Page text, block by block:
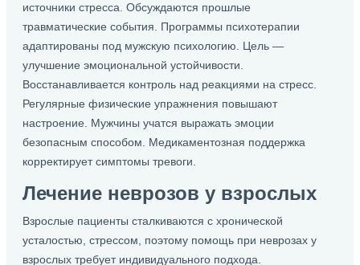
источники стресса. Обсуждаются прошлые
травматические события. Программы психотерапии
адаптированы под мужскую психологию. Цель —
улучшение эмоциональной устойчивости.
Восстанавливается контроль над реакциями на стресс.
Регулярные физические упражнения повышают
настроение. Мужчины учатся выражать эмоции
безопасным способом. Медикаментозная поддержка
корректирует симптомы тревоги.
Лечение неврозов у взрослых
Взрослые пациенты сталкиваются с хронической
усталостью, стрессом, поэтому помощь при неврозах у
взрослых требует индивидуального подхода.